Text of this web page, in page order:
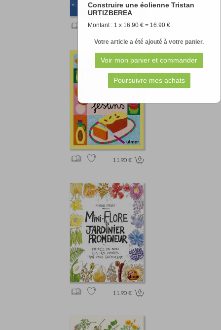
Construire une éolienne Tristan
URTIZBEREA
Montant : 1 x 16.90 € = 16.90 €
Votre article a été ajouté à votre panier.
11.90 €
11.90 €
11.90 €